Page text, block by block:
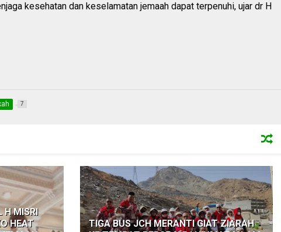
kesehatan dan keselamatan jemaah dapat terpenuhi, ujar dr H
7
H MISRI
HEAT
TIGA BUS JCH MERANTI GIAT ZIARAH